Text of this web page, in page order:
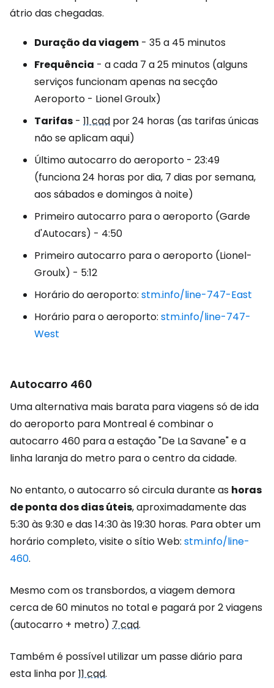
átrio das chegadas.
Duração da viagem - 35 a 45 minutos
Frequência - a cada 7 a 25 minutos (alguns
serviços funcionam apenas na secção
Aeroporto - Lionel Groulx)
Tarifas - 11 cad por 24 horas (as tarifas únicas
não se aplicam aqui)
Último autocarro do aeroporto - 23:49
(funciona 24 horas por dia, 7 dias por semana,
aos sábados e domingos à noite)
Primeiro autocarro para o aeroporto (Garde
d'Autocars) - 4:50
Primeiro autocarro para o aeroporto (Lionel-
Groulx) - 5:12
Horário do aeroporto: stm.info/line-747-East
Horário para o aeroporto: stm.info/line-747-
West
Autocarro 460
Uma alternativa mais barata para viagens só de ida
do aeroporto para Montreal é combinar o
autocarro 460 para a estação "De La Savane" e a
linha laranja do metro para o centro da cidade.
No entanto, o autocarro só circula durante as horas
de ponta dos dias úteis, aproximadamente das
5:30 às 9:30 e das 14:30 às 19:30 horas. Para obter um
horário completo, visite o sítio Web: stm.info/line-
460.
Mesmo com os transbordos, a viagem demora
cerca de 60 minutos no total e pagará por 2 viagens
(autocarro + metro) 7 cad.
Também é possível utilizar um passe diário para
esta linha por11 cad.